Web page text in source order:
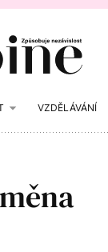
VZDĚLÁVÁNÍ